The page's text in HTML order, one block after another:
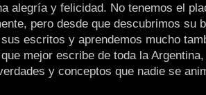
alegría y felicidad. No tenemos el
pero desde que descubrimos su
escritos y aprendemos mucho
mejor escribe de toda la
y conceptos que nadie se